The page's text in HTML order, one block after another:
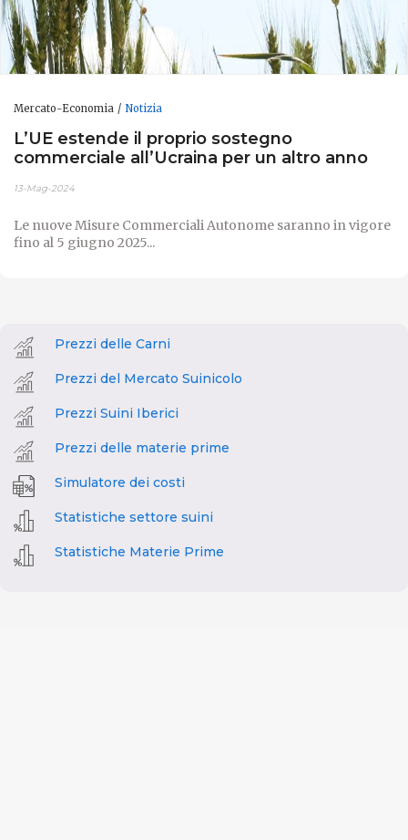
Mercato-Economia Notizia
L’UE estende il proprio sostegno
commerciale all’Ucraina per un altro anno
13-Mag-2024
Le nuove Misure Commerciali Autonome saranno in vigore
fino al 5 giugno 2025...
Prezzi delle Carni
Prezzi del Mercato Suinicolo
Prezzi Suini Iberici
Prezzi delle materie prime
Simulatore dei costi
Statistiche settore suini
Statistiche Materie Prime